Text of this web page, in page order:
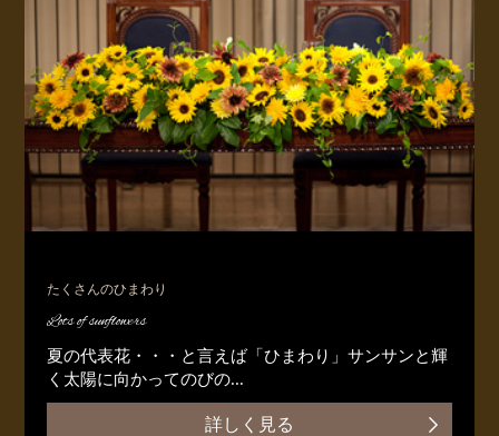
たくさんのひまわり
Lots of sunflowers
夏の代表花・・・と言えば「ひまわり」サンサンと輝
く太陽に向かってのびの...
詳しく見る